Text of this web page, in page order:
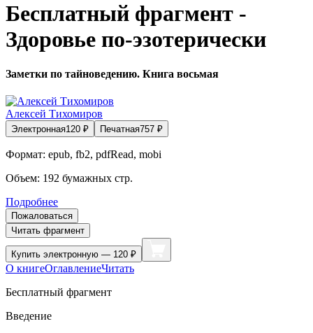
Бесплатный фрагмент -
Здоровье по-эзотерически
Заметки по тайноведению. Книга восьмая
Алексей Тихомиров
Электронная120 ₽ Печатная757 ₽
Формат: epub, fb2, pdfRead, mobi
Объем: 192 бумажных стр.
Подробнее
Пожаловаться
Читать фрагмент
Купить электронную — 120 ₽
О книгеОглавлениеЧитать
Бесплатный фрагмент
Введение